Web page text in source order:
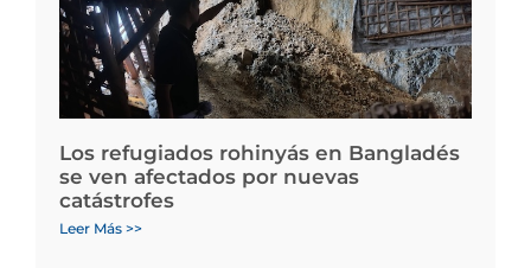
Los refugiados rohinyás en Bangladés
se ven afectados por nuevas
catástrofes
Leer Más >>